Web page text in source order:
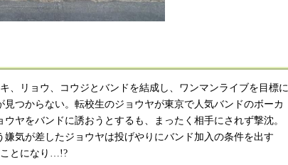
、リョウ、コウジとバンドを結成し、ワンマンライブを目標に
つからない。転校生のジョウヤが東京で人気バンドのボーカ
ヤをバンドに誘おうとするも、まったく相手にされず撃沈。
気が差したジョウヤは投げやりにバンド加入の条件を出す
とになり…!?